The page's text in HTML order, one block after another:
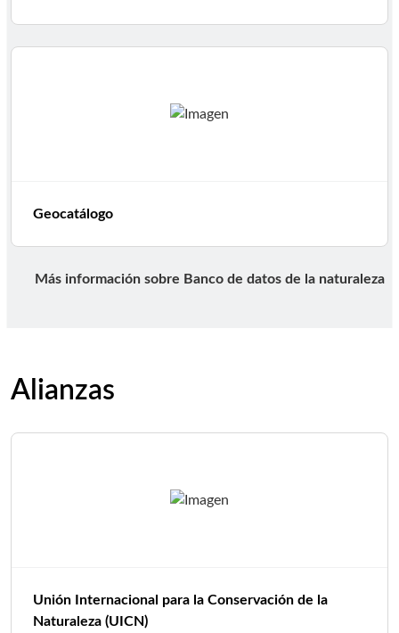
Geocatálogo
Más información sobre Banco de datos de la naturaleza
Alianzas
Unión Internacional para la Conservación de la
Naturaleza (UICN)